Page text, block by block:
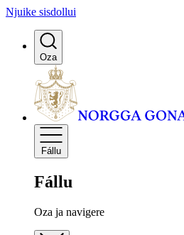
Njuike sisdollui
Oza
Fállu
Fállu
Oza ja navigere